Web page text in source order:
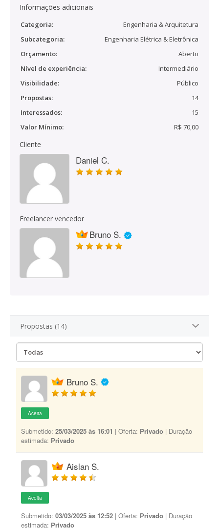
Informações adicionais
Categoria:
Engenharia & Arquitetura
Subcategoria:
Engenharia Elétrica & Eletrônica
Orçamento:
Aberto
Nível de experiência:
Intermediário
Visibilidade:
Público
Propostas:
14
Interessados:
15
Valor Mínimo:
R$ 70,00
Cliente
Daniel C.
Freelancer vencedor
Bruno S.
Propostas (14)
Bruno S.
Aceita
Submetido: 25/03/2025 às 16:01 | Oferta: Privado | Duração
estimada: Privado
Aislan S.
Aceita
Submetido: 03/03/2025 às 12:52 | Oferta: Privado | Duração
estimada: Privado